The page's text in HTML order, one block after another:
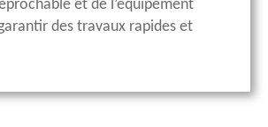
et de l’équipement
des travaux rapides et